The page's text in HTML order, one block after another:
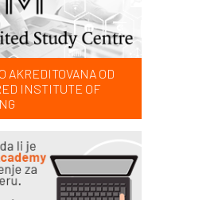
AKREDITOVANA OD
INSTITUTE OF